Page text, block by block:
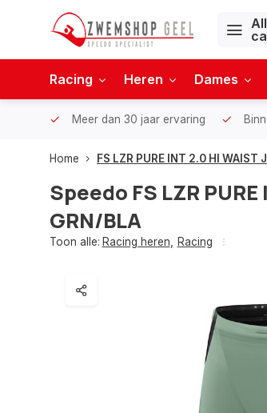
Racing Heren Dames
Meer dan 30 jaar ervaring
Home FS LZR PURE INT 2.0 HI WAIST
Speedo FS LZR
GRN/BLA
Toon alle: Racing heren Racing